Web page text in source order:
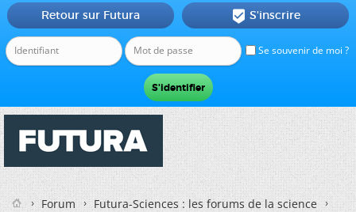
Se souvenir de moi ?
Retour sur Futura  S'inscrire
Forum
Futura-Sciences : les forums de la science